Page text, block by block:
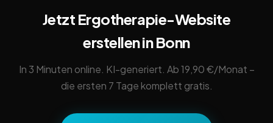
Jetzt Ergotherapie-Website
erstellen in Bonn
In 3 Minuten online. KI-generiert. Ab 19,90 €/Monat –
die ersten 7 Tage komplett gratis.